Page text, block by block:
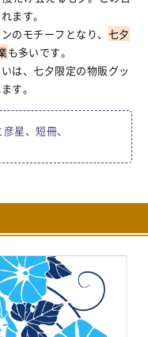
ます。
のモチーフとなり、 七夕
も多いです。
は、七夕限定の物販グッ
す。
彦星
短冊